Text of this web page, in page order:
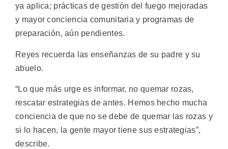
ya aplica; prácticas de gestión del fuego mejoradas
y mayor conciencia comunitaria y programas de
preparación, aún pendientes.
Reyes recuerda las enseñanzas de su padre y su
abuelo.
“Lo que más urge es informar, no quemar rozas,
rescatar estrategias de antes. Hemos hecho mucha
conciencia de que no se debe de quemar las rozas y
si lo hacen, la gente mayor tiene sus estrategias”,
describe.